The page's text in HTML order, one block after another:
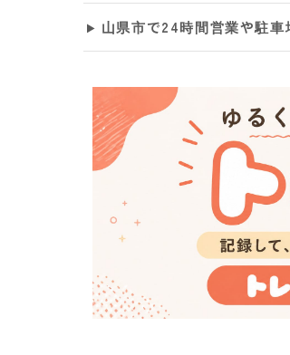
山県市で24時間営業や駐